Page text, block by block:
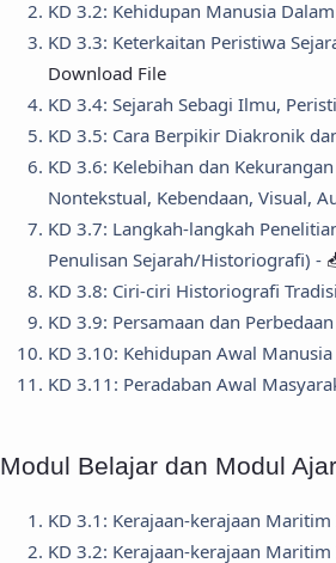
KD 3.2: Kehidupan Manusia
KD 3.3: Keterkaitan Peristiwa
Download File
KD 3.4: Sejarah Sebagi Ilmu,
KD 3.5: Cara Berpikir Diakronik
KD 3.6: Kelebihan dan
Nontekstual, Kebendaan, Visual,
KD 3.7: Langkah-langkah
Penulisan Sejarah/Historiografi) -
KD 3.8: Ciri-ciri Historiografi
KD 3.9: Persamaan dan
KD 3.10: Kehidupan Awal
KD 3.11: Peradaban Awal
Modul Belajar dan Modul
KD 3.1: Kerajaan-kerajaan
KD 3.2: Kerajaan-kerajaan